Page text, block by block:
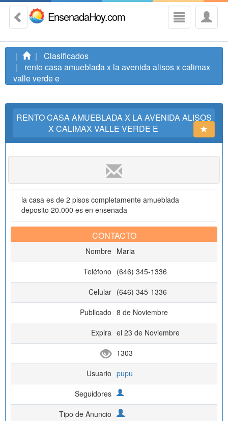
EnsenadaHoy.com
Clasificados
rento casa amueblada x la avenida alisos x calimax
valle verde e
RENTO CASA AMUEBLADA X LA AVENIDA ALISOS
X CALIMAX VALLE VERDE E
la casa es de 2 pisos completamente amueblada
deposito 20.000 es en ensenada
CONTACTO
Nombre Maria
Teléfono (646) 345-1336
Celular (646) 345-1336
Publicado 8 de Noviembre
Expira el 23 de Noviembre
1303
Usuario pupu
Seguidores
Tipo de Anuncio